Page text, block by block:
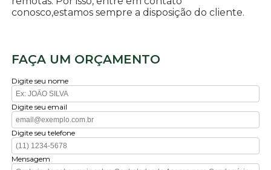
conosco,estamos sempre a disposição do cliente.
FAÇA UM ORÇAMENTO
Digite seu nome
Digite seu email
Digite seu telefone
Mensagem